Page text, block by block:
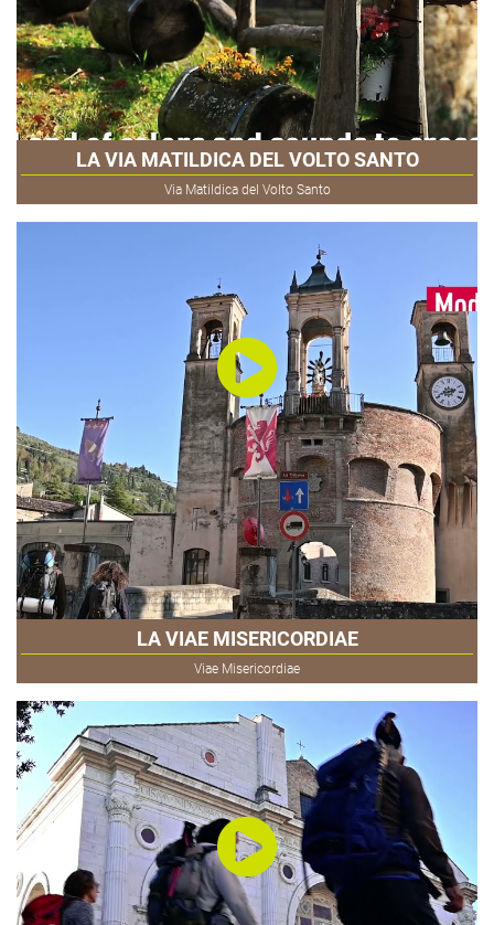
LA VIA MATILDICA DEL VOLTO SANTO
Via Matildica del Volto Santo
LA VIAE MISERICORDIAE
Viae Misericordiae